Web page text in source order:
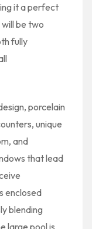
it a perfect
be two
fully
porcelain
unique
and
that lead
enclosed
blending
large pool is